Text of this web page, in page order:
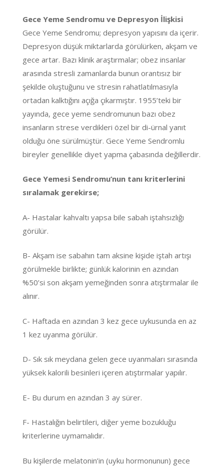
Gece Yeme Sendromu ve Depresyon İlişkisi
Gece Yeme Sendromu; depresyon yapısını da içerir.
Depresyon düşük miktarlarda görülürken, akşam ve
gece artar. Bazı klinik araştırmalar; obez insanlar
arasında stresli zamanlarda bunun orantısız bir
şekilde oluştuğunu ve stresin rahatlatılmasıyla
ortadan kalktığını açığa çıkarmıştır. 1955’teki bir
yayında, gece yeme sendromunun bazı obez
insanların strese verdikleri özel bir di-ürnal yanıt
olduğu öne sürülmüştür. Gece Yeme Sendromlu
bireyler genellikle diyet yapma çabasında değillerdir.
Gece Yemesi Sendromu’nun tanı kriterlerini
sıralamak gerekirse;
A- Hastalar kahvaltı yapsa bile sabah iştahsızlığı
görülür.
B- Akşam ise sabahın tam aksine kişide iştah artışı
görülmekle birlikte; günlük kalorinin en azından
%50’si son akşam yemeğinden sonra atıştırmalar ile
alınır.
C- Haftada en azından 3 kez gece uykusunda en az
1 kez uyanma görülür.
D- Sık sık meydana gelen gece uyanmaları sırasında
yüksek kalorili besinleri içeren atıştırmalar yapılır.
E- Bu durum en azından 3 ay sürer.
F- Hastalığın belirtileri, diğer yeme bozukluğu
kriterlerine uymamalıdır.
Bu kişilerde melatonin’in (uyku hormonunun) gece